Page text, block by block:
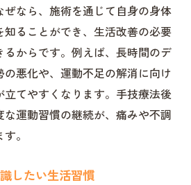
なら、施術を通じて自身の身体
ることができ、生活改善の必要
からです。例えば、長時間のデ
悪化や、運動不足の解消に向け
てやすくなります。手技療法後
な運動習慣の継続が、痛みや不調
。
したい生活習慣